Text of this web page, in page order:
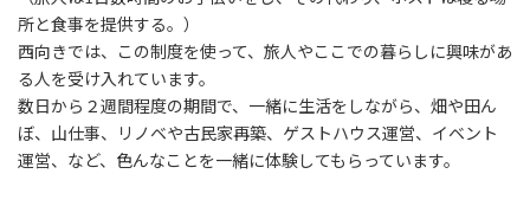
所と食事を提供する。）
西向きでは、この制度を使って、旅人やここでの暮らしに興味があ
る人を受け入れています。
数日から２週間程度の期間で、一緒に生活をしながら、畑や田ん
ぼ、山仕事、リノベや古民家再築、ゲストハウス運営、イベント
運営、など、色んなことを一緒に体験してもらっています。